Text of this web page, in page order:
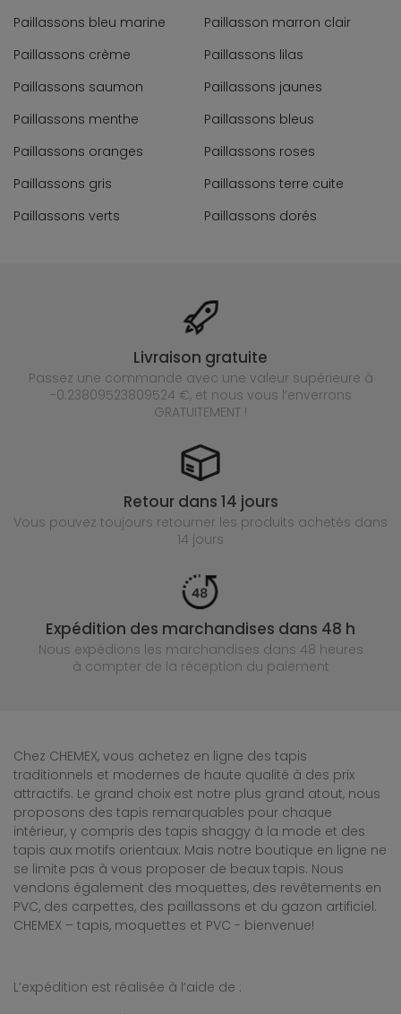
Paillassons bleu marine
Paillasson marron clair
Paillassons crème
Paillassons lilas
Paillassons saumon
Paillassons jaunes
Paillassons menthe
Paillassons bleus
Paillassons oranges
Paillassons roses
Paillassons gris
Paillassons terre cuite
Paillassons verts
Paillassons dorés
Livraison gratuite
Passez une commande avec une valeur supérieure à
-0.23809523809524 €, et nous vous l’enverrons
GRATUITEMENT !
Retour dans 14 jours
Vous pouvez toujours retourner les produits achetés dans
14 jours
Expédition des marchandises dans 48 h
Nous expédions les marchandises dans 48 heures
à compter de la réception du paiement
Chez CHEMEX, vous achetez en ligne des tapis
traditionnels et modernes de haute qualité à des prix
attractifs. Le grand choix est notre plus grand atout, nous
proposons des tapis remarquables pour chaque
intérieur, y compris des tapis shaggy à la mode et des
tapis aux motifs orientaux. Mais notre boutique en ligne ne
se limite pas à vous proposer de beaux tapis. Nous
vendons également des moquettes, des revêtements en
PVC, des carpettes, des paillassons et du gazon artificiel.
CHEMEX – tapis, moquettes et PVC - bienvenue!
L’expédition est réalisée à l’aide de :